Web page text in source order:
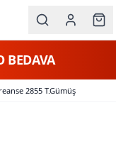
BEDAVA
2855 T.Gümüş